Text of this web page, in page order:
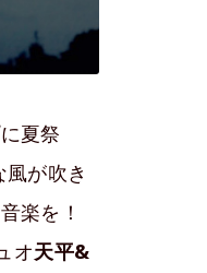
夏祭
が吹き
楽を！
オ天平&